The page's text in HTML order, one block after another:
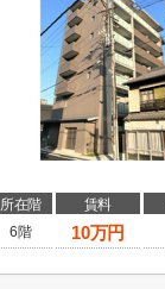
所在階 賃料
6階
10万円